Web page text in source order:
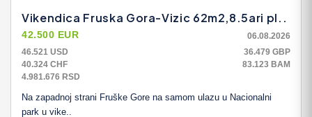
Vikendica Fruska Gora-Vizic 62m2,8.5ari pl..
42.500 EUR
06.08.2026
46.521 USD
36.479 GBP
40.324 CHF
83.123 BAM
4.981.676 RSD
Na zapadnoj strani Fruške Gore na samom ulazu u Nacionalni
park u vike..